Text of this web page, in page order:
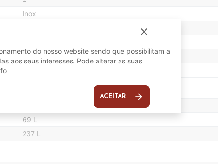
Inox
59.5 cm
69 L
237 L
close
do nosso website sendo que possibilitam a
aos seus interesses. Pode alterar as suas
ACEITAR arrow_forward